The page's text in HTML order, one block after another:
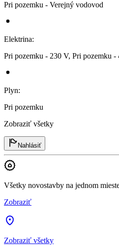
Pri pozemku - Verejný vodovod
Elektrina:
Pri pozemku - 230 V, Pri pozemku -
Plyn:
Pri pozemku
Zobraziť všetky
Nahlásiť
Všetky novostavby na jednom
Zobraziť
Zobraziť všetky